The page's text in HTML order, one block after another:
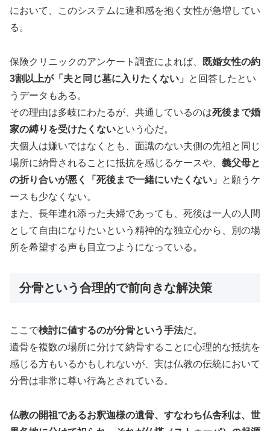
において、このシステムに違和感を抱く女性が急増してい
る。
保険クリニックのアンケート調査によれば、
既婚女性の約
3割以上が「夫と同じ墓に入りたくない」
と回答したとい
うデータもある。
その理由は多岐にわたるが、共通しているのは死後まで婚
家の縛りを受けたくないという心だ。
夫個人は嫌いではなくとも、面識のない夫側の先祖と同じ
場所に納骨されることに抵抗を感じるケースや、 義父母と
の折り合いが悪く「死後まで一緒にいたくない」
と願うケ
ースも少なくない。
また、長年連れ添った夫婦であっても、死後は一人の人間
として自由になりたいという精神的な独立心から、別の場
所を希望する声も目立つようになっている。
分骨という合理的で前向きな解決策
ここで検討に値するのが分骨という手法だ。
遺骨を複数の場所に分けて納骨することに心理的な抵抗を
感じる方もいるかもしれないが、実は仏教の伝統において
分骨は非常に尊い行為とされている。
仏教の開祖であるお釈迦様の遺骨、すなわち仏舎利は、世